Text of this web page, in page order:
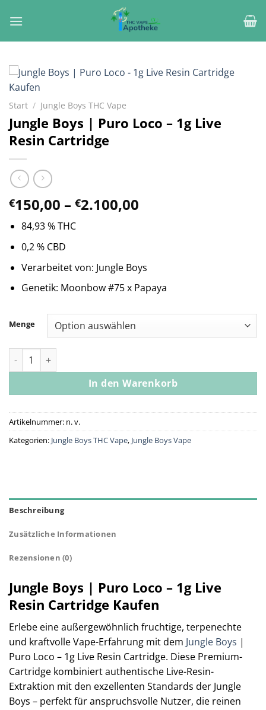
Inhalt
Start / Jungle Boys THC Vape
Jungle Boys | Puro Loco – 1g Live
Resin Cartridge
€150,00 – €2.100,00
84,93 % THC
0,2 % CBD
Verarbeitet von: Jungle Boys
Genetik: Moonbow #75 x Papaya
Menge
Jungle Boys | Puro Loco - 1g Live Resin Cartridge Menge
In den Warenkorb
Artikelnummer: n. v.
Kategorien: Jungle Boys THC Vape, Jungle Boys Vape
Beschreibung
Zusätzliche Informationen
Rezensionen (0)
Jungle Boys | Puro Loco – 1g Live
Resin Cartridge Kaufen
Erlebe eine außergewöhnlich fruchtige, terpenechte
und kraftvolle Vape-Erfahrung mit dem Jungle Boys |
Puro Loco – 1g Live Resin Cartridge. Diese Premium-
Cartridge kombiniert authentische Live-Resin-
Extraktion mit den exzellenten Standards der Jungle
Boys – perfekt für anspruchsvolle Nutzer, die reinen